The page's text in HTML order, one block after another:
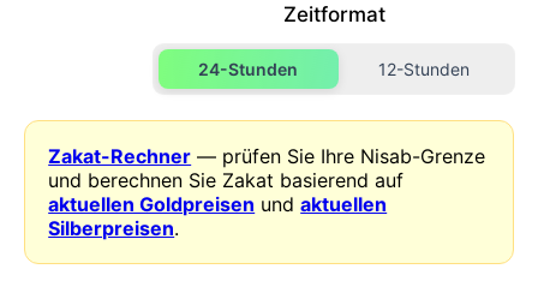
Zeitformat
24-Stunden 12-Stunden
Zakat-Rechner — prüfen Sie Ihre Nisab-Grenze
und berechnen Sie Zakat basierend auf
aktuellen Goldpreisen undaktuellen
Silberpreisen.